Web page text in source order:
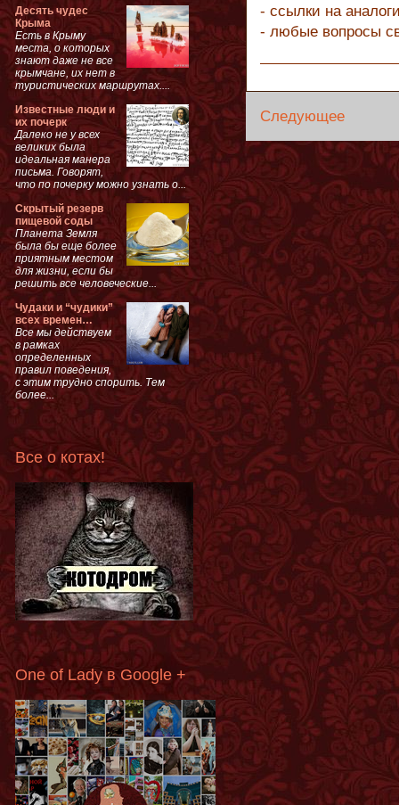
- ссылки на
- любые вопросы
Следующее
Десять чудес
Крыма
Есть в Крыму
места, о которых
знают даже не все
крымчане, их нет в
туристических маршрутах....
Известные люди и
их почерк
Далеко не у всех
великих была
идеальная манера
письма. Говорят,
что по почерку можно узнать о...
Скрытый резерв
пищевой соды
Планета Земля
была бы еще более
приятным местом
для жизни, если бы
решить все человеческие...
Чудаки и “чудики”
всех времен…
Все мы действуем
в рамках
определенных
правил поведения,
с этим трудно спорить. Тем
более...
Все о котах!
One of Lady в Google +